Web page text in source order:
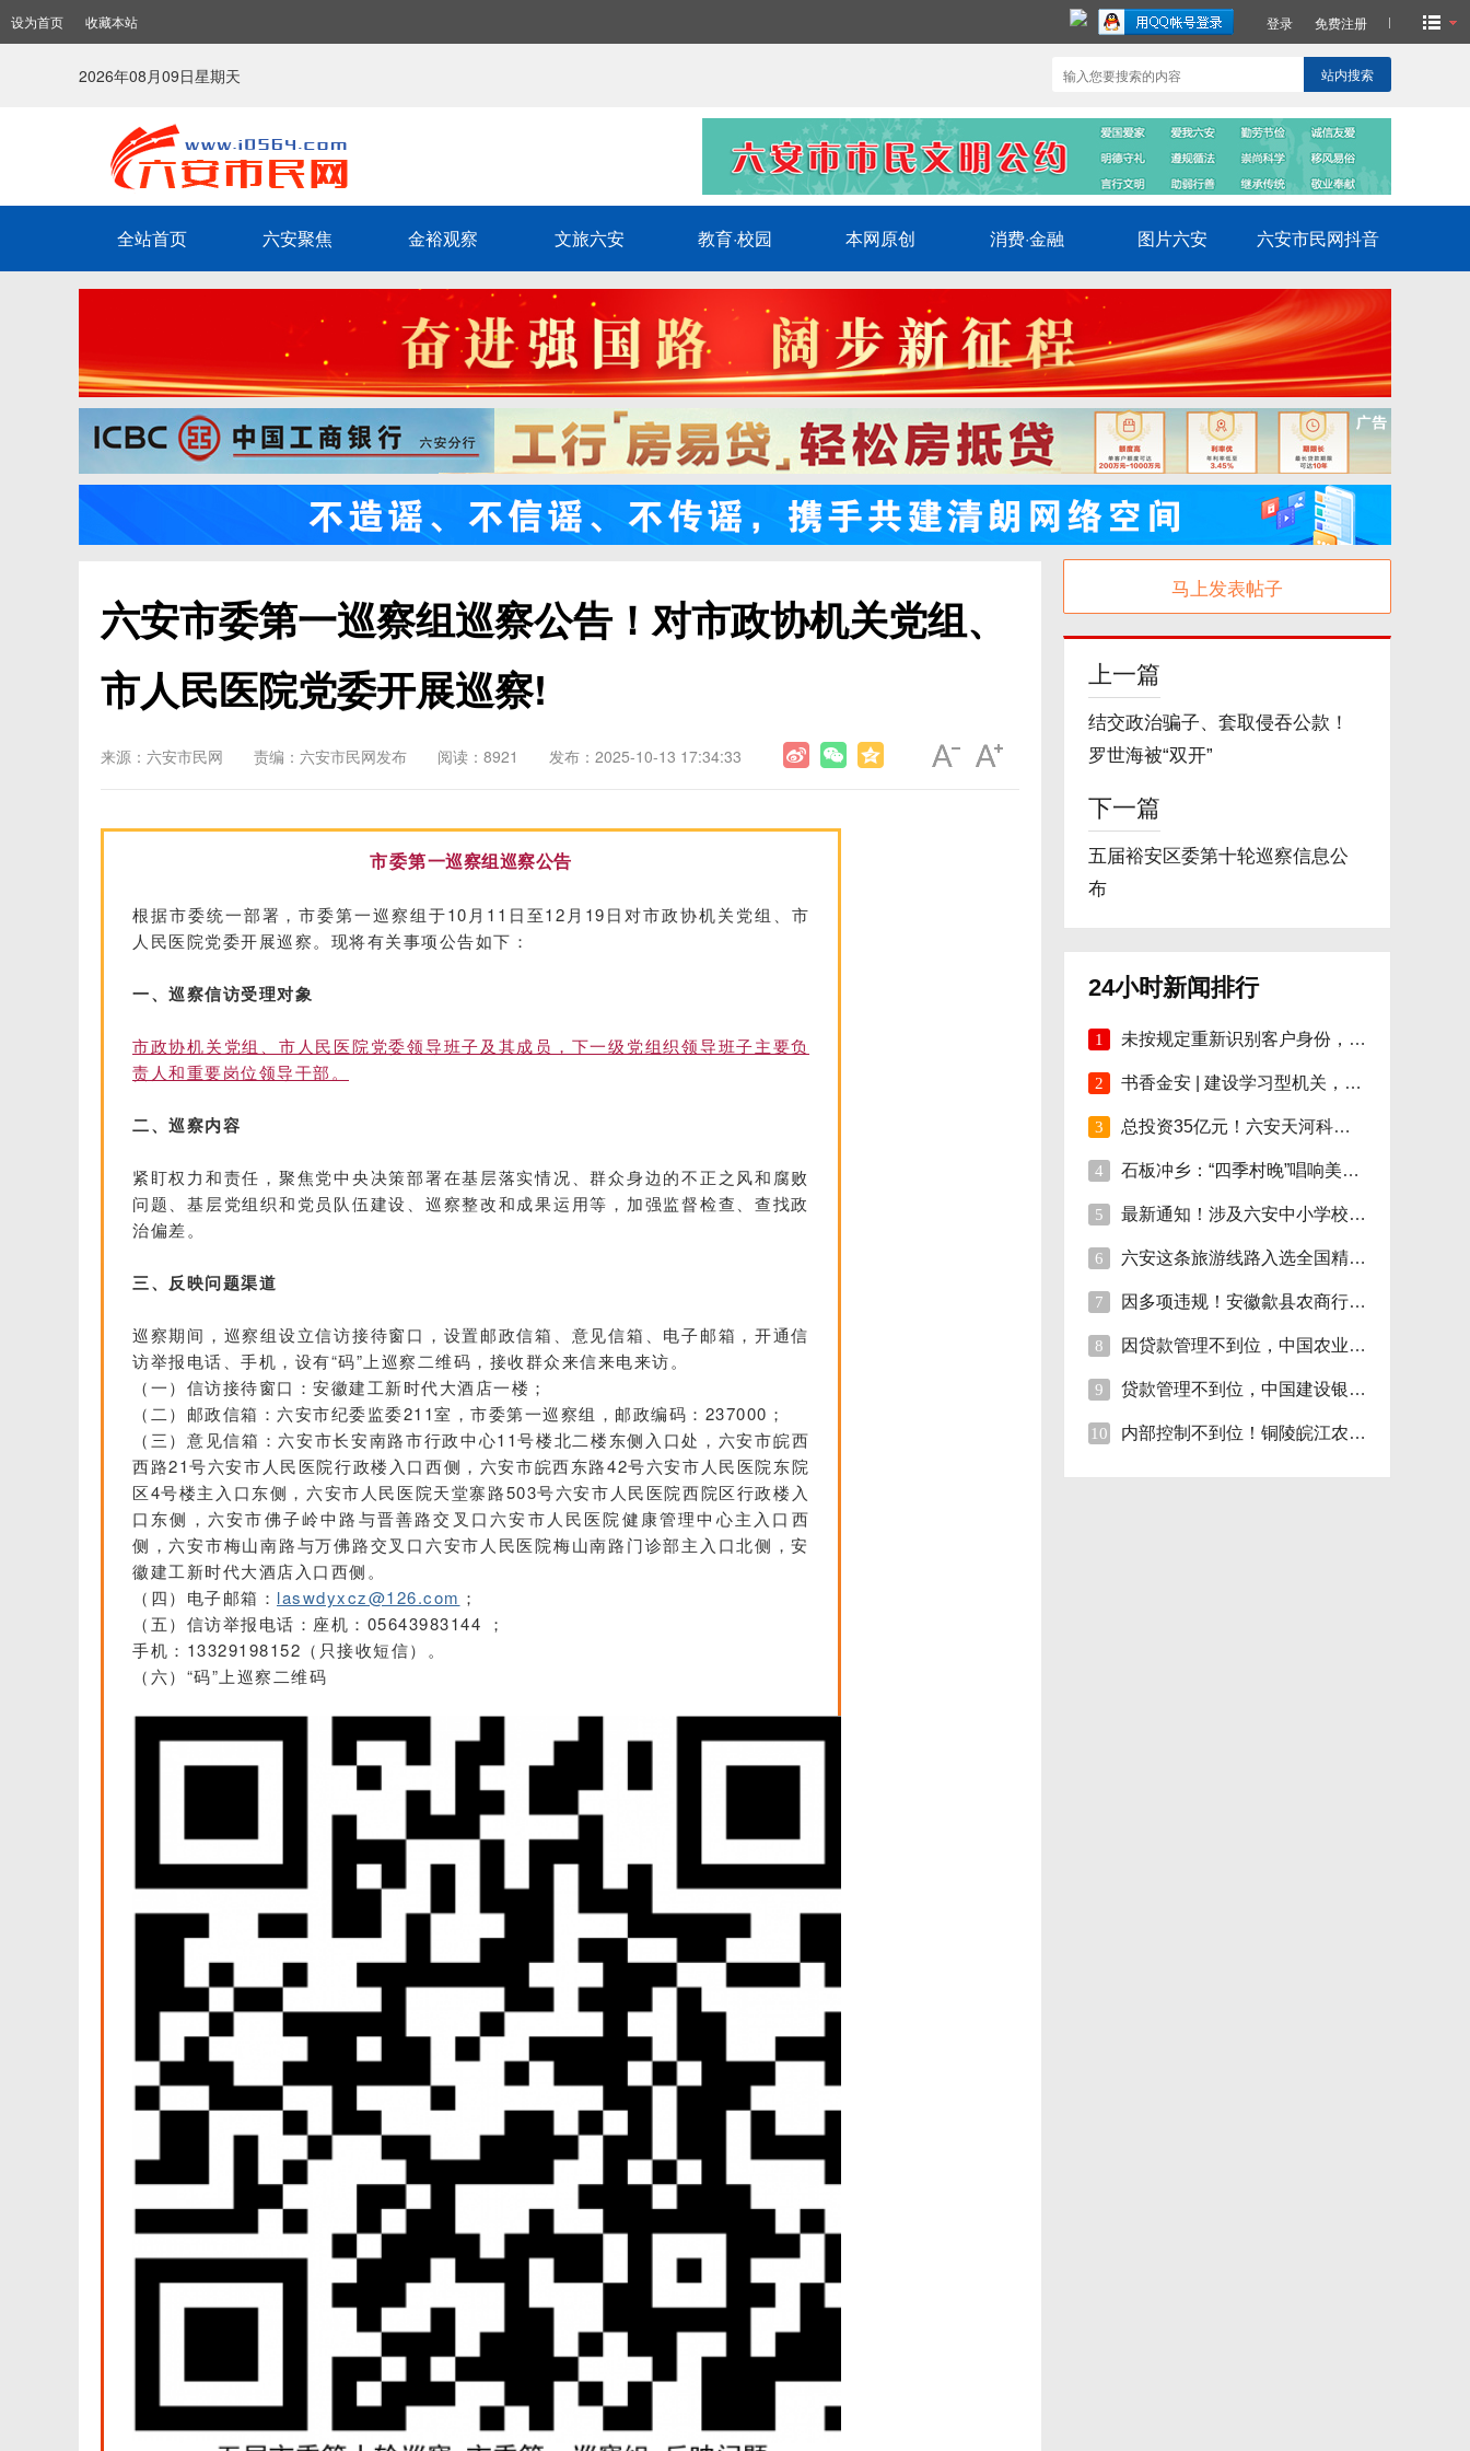
设为首页 收藏本站 登录 免费注册
2026年08月09日星期天 站内搜索
全站首页 六安聚焦 金裕观察 文旅六安 教育·校园 本网原创 消费·金融 图片六安 六安市民网抖音
六安市委第一巡察组巡察公告！对市政协机关党组、
市人民医院党委开展巡察!
来源：六安市民网 责编：六安市民网发布 阅读：8921 发布：2025-10-13 17:34:33
市委第一巡察组巡察公告
根据市委统一部署，市委第一巡察组于10月11日至12月19日对市政协机关党组、市
人民医院党委开展巡察。现将有关事项公告如下：
一、巡察信访受理对象
市政协机关党组、市人民医院党委领导班子及其成员，下一级党组织领导班子主要负
责人和重要岗位领导干部。
二、巡察内容
紧盯权力和责任，聚焦党中央决策部署在基层落实情况、群众身边的不正之风和腐败
问题、基层党组织和党员队伍建设、巡察整改和成果运用等，加强监督检查、查找政
治偏差。
三、反映问题渠道
巡察期间，巡察组设立信访接待窗口，设置邮政信箱、意见信箱、电子邮箱，开通信
访举报电话、手机，设有“码”上巡察二维码，接收群众来信来电来访。
（一）信访接待窗口：安徽建工新时代大酒店一楼；
（二）邮政信箱：六安市纪委监委211室，市委第一巡察组，邮政编码：237000；
（三）意见信箱：六安市长安南路市行政中心11号楼北二楼东侧入口处，六安市皖西
西路21号六安市人民医院行政楼入口西侧，六安市皖西东路42号六安市人民医院东院
区4号楼主入口东侧，六安市人民医院天堂寨路503号六安市人民医院西院区行政楼入
口东侧，六安市佛子岭中路与晋善路交叉口六安市人民医院健康管理中心主入口西
侧，六安市梅山南路与万佛路交叉口六安市人民医院梅山南路门诊部主入口北侧，安
徽建工新时代大酒店入口西侧。
（四）电子邮箱： laswdyxcz@126.com ；
（五）信访举报电话：座机：05643983144 ；
手机：13329198152（只接收短信）。
（六）“码”上巡察二维码
马上发表帖子
上一篇
结交政治骗子、套取侵吞公款！
罗世海被“双开”
下一篇
五届裕安区委第十轮巡察信息公
布
24小时新闻排行
1 未按规定重新识别客户身份，安徽明光农商行
2 书香金安 | 建设学习型机关，孙岗这样做！
3 总投资35亿元！六安天河科技学院项目开工！
4 石板冲乡：“四季村晚”唱响美好新生活
5 最新通知！涉及六安中小学校伙食费
6 六安这条旅游线路入选全国精品!
7 因多项违规！安徽歙县农商行合计被罚110万
8 因贷款管理不到位，中国农业银行砀山支行被
9 贷款管理不到位，中国建设银行股份砀山支行
10 内部控制不到位！铜陵皖江农村商行被罚35万